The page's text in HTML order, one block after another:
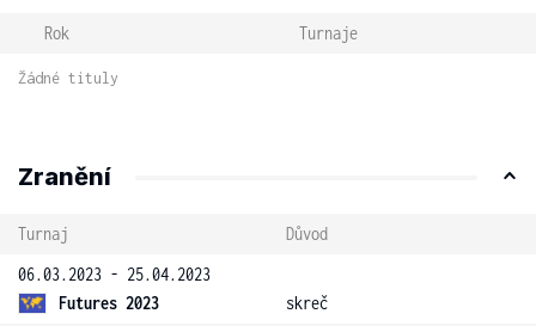
Rok Turnaje
Žádné tituly
Zranění
Turnaj
Důvod
06.03.2023 - 25.04.2023
Futures 2023
skreč